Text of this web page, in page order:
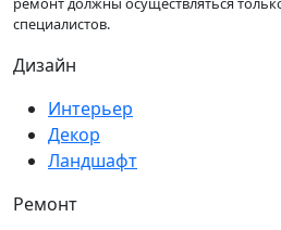
специалистов.
Дизайн
Интерьер
Декор
Ландшафт
Ремонт